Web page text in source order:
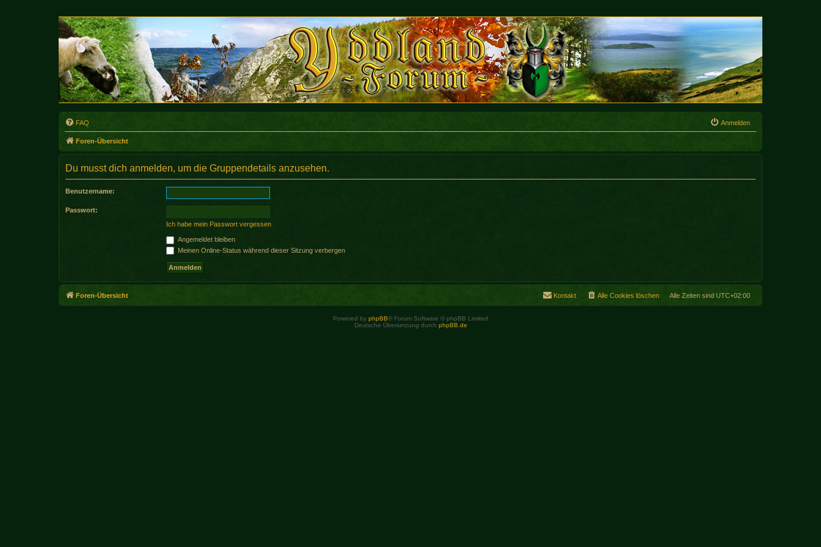
FAQ Anmelden
Foren-Übersicht
Du musst dich anmelden, um die Gruppendetails anzusehen.
Benutzername:
Passwort:
Ich habe mein Passwort vergessen
Angemeldet bleiben
Meinen Online-Status während dieser Sitzung verbergen
Foren-Übersicht Alle Zeiten sind UTC+02:00
Alle Cookies löschen
Kontakt
Powered by phpBB® Forum Software © phpBB Limited
Deutsche Übersetzung durch phpBB.de